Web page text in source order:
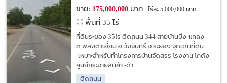
ขาย: 175,000,000บาท ไร่ละ 5,000,000 บาท
พื้นที่ 35 ไร่
ที่ดินระยอง 35ไร่ ติดถนน 344 สายบ้านบึง-แกลง
ต.พลงตาเอี่ยม อ.วังจันทร์ จ.ระยอง จุดเด่นที่ดิน
-เหมาะสำหรับทำโครงการบ้านจัดสรร โรงงาน โกดัง
ศูนย์กระจายสินค้า -ด้า...
ติดถนน